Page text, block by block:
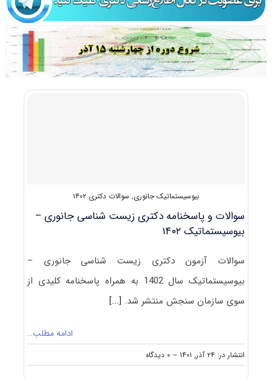
بیوسیستماتیک جانوری, سوالات دکتری ۱۴۰۲
سوالات و پاسخنامه دکتری زیست شناسی جانوری –
بیوسیستماتیک ۱۴۰۲
سوالات آزمون دکتری زیست شناسی جانوری –
بیوسیستماتیک سال 1402 به همراه پاسخنامه کلیدی از
سوی سازمان سنجش منتشر شد. [...]
ادامه مطلب…
انتشار در: ۲۴ آذر, ۱۴۰۱ -- ۰ دیدگاه
on
سوالات